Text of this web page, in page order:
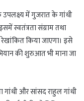
उपलक्ष्य में गुजरात के गांधी
स्वतंत्रता संग्राम तथा
किया जाएगा। इसे
की शुरुआत भी माना जा
गांधी और सांसद राहुल गांधी